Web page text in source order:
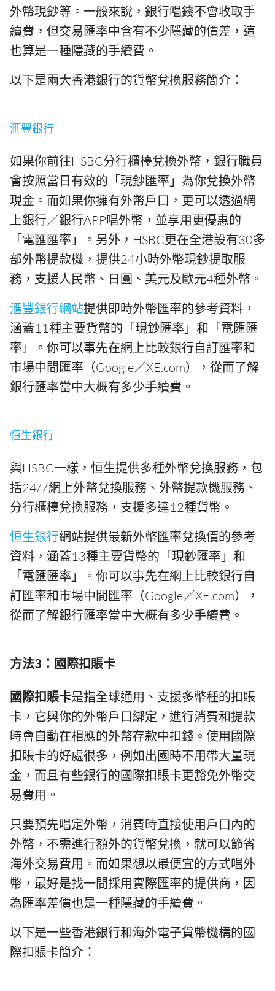
外幣現鈔等。一般來說，銀行唱錢不會收取手
續費，但交易匯率中含有不少隱藏的價差，這
也算是一種隱藏的手續費。
以下是兩大香港銀行的貨幣兌換服務簡介：
滙豐銀行
如果你前往HSBC分行櫃檯兌換外幣，銀行職員
會按照當日有效的「現鈔匯率」為你兌換外幣
現金。而如果你擁有外幣戶口，更可以透過網
上銀行／銀行APP唱外幣，並享用更優惠的
「電匯匯率」。另外，HSBC更在全港設有30多
部外幣提款機，提供24小時外幣現鈔提取服
務，支援人民幣、日圓、美元及歐元4種外幣。
滙豐銀行網站提供即時外幣匯率的參考資料，
涵蓋11種主要貨幣的「現鈔匯率」和「電匯匯
率」。你可以事先在網上比較銀行自訂匯率和
市場中間匯率（Google／XE.com），從而了解
銀行匯率當中大概有多少手續費。
恒生銀行
與HSBC一樣，恒生提供多種外幣兌換服務，包
括24/7網上外幣兌換服務、外幣提款機服務、
分行櫃檯兌換服務，支援多達12種貨幣。
恒生銀行網站提供最新外幣匯率兌換價的參考
資料，涵蓋13種主要貨幣的「現鈔匯率」和
「電匯匯率」。你可以事先在網上比較銀行自
訂匯率和市場中間匯率（Google／XE.com），
從而了解銀行匯率當中大概有多少手續費。
方法3：國際扣賬卡
國際扣賬卡是指全球通用、支援多幣種的扣賬
卡，它與你的外幣戶口綁定，進行消費和提款
時會自動在相應的外幣存款中扣錢。使用國際
扣賬卡的好處很多，例如出國時不用帶大量現
金，而且有些銀行的國際扣賬卡更豁免外幣交
易費用。
只要預先唱定外幣，消費時直接使用戶口內的
外幣，不需進行額外的貨幣兌換，就可以節省
海外交易費用。而如果想以最便宜的方式唱外
幣，最好是找一間採用實際匯率的提供商，因
為匯率差價也是一種隱藏的手續費。
以下是一些香港銀行和海外電子貨幣機構的國
際扣賬卡簡介：